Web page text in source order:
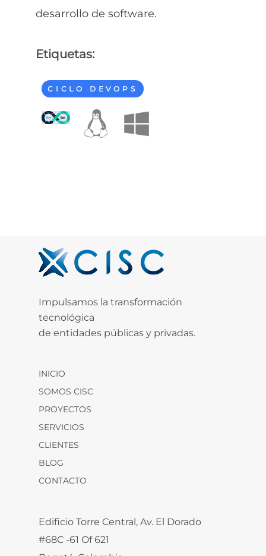
desarrollo de software.
Etiquetas:
CICLO DEVOPS
Impulsamos la transformación
tecnológica
de entidades públicas y privadas.
INICIO
SOMOS CISC
PROYECTOS
SERVICIOS
CLIENTES
BLOG
CONTACTO
Edificio Torre Central, Av. El Dorado
#68C -61 Of 621